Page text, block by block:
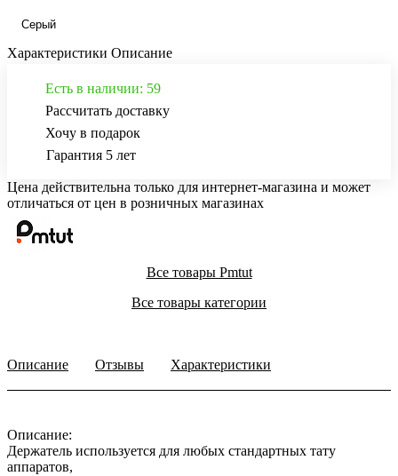
Серый
Характеристики Описание
Есть в наличии: 59
Рассчитать доставку
Хочу в подарок
Гарантия 5 лет
Цена действительна только для интернет-магазина и может
отличаться от цен в розничных магазинах
Все товары Pmtut
Все товары категории
Описание Отзывы Характеристики
Описание:
Держатель используется для любых стандартных тату
аппаратов,